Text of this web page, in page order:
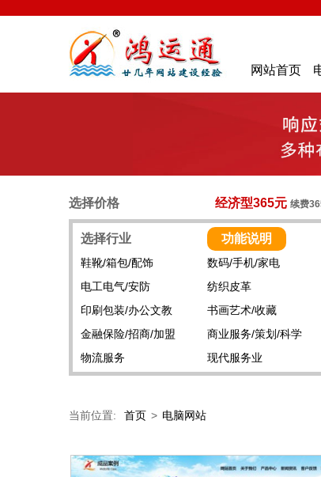
网站首页
选择价格 经济型365元 续费
选择行业 功能说明
鞋靴/箱包/配饰 数码/手机/家电
电工电气/安防
纺织皮革
印刷包装/办公文教
书画艺术/收藏
金融保险/招商/加盟
商业服务/策划/科学
物流服务
现代服务业
当前位置: 首页 > 电脑网站